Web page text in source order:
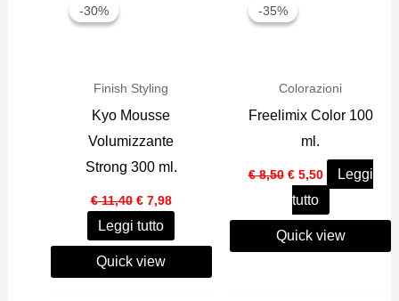
-30%
-30%
Finish Styling
Kyo Mousse
Volumizzante
Strong 300 ml.
€11,40 Il
prezzo
originale
era:
€ 11,40.
€7,98Il
prezzo
è:
Leggi tutto
Quick view
-35%
-35%
Colorazioni
Freelimix Color 100
ml.
€8,50 Il
prezzo
originale
era:
€ 8,50.
€5,50Il
prezzo
è:
€ 5,50.
Leggi
tutto
Quick view